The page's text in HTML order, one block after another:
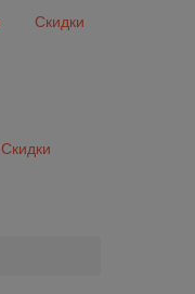
Скидки
Скидки